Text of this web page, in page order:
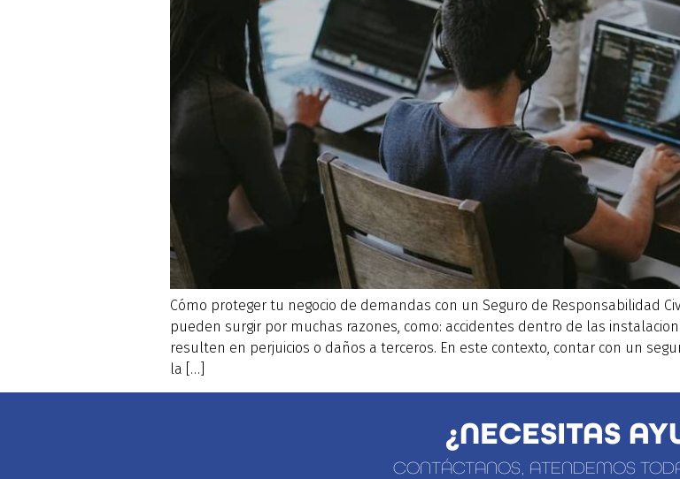
Cómo proteger tu negocio de demandas con un Seguro de Responsabilidad
pueden surgir por muchas razones, como: accidentes dentro de las
resulten en perjuicios o daños a terceros. En este contexto, contar con un
la […]
¿NECESITAS
CONTÁCTANOS, ATENDEMOS